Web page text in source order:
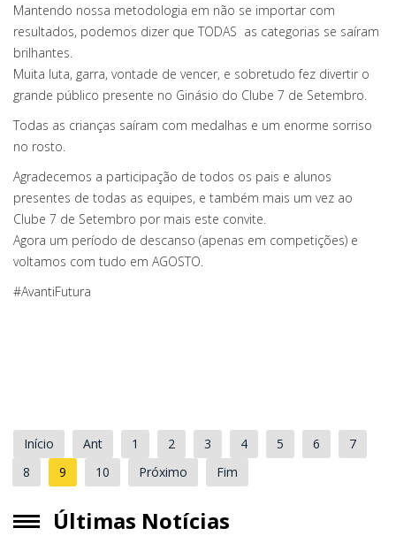
Mantendo nossa metodologia em não se importar com
resultados, podemos dizer que TODAS as categorias se saíram
brilhantes.
Muita luta, garra, vontade de vencer, e sobretudo fez divertir o
grande público presente no Ginásio do Clube 7 de Setembro.
Todas as crianças saíram com medalhas e um enorme sorriso
no rosto.
Agradecemos a participação de todos os pais e alunos
presentes de todas as equipes, e também mais um vez ao
Clube 7 de Setembro por mais este convite.
Agora um período de descanso (apenas em competições) e
voltamos com tudo em AGOSTO.
#AvantiFutura
Início Ant 1 2 3 4 5 6
7
8
9 10 Próximo Fim
Últimas Notícias